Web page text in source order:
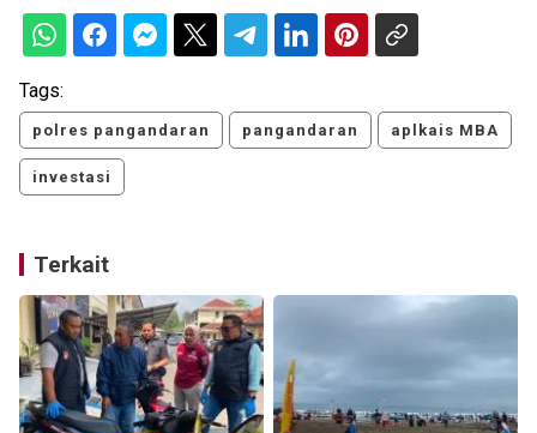
Tags:
polres pangandaran pangandaran aplkais MBA
investasi
Terkait